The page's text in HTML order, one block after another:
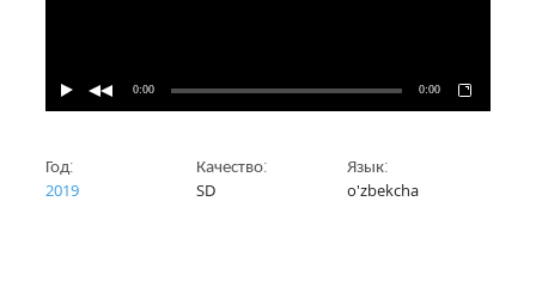
0:00 0:00
Год:
2019
Качество:
SD
Язык:
o'zbekcha